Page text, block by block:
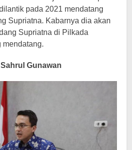
pada 2021 mendatang
Supriatna. Kabarnya dia akan
Supriatna di Pilkada
mendatang.
Gunawan